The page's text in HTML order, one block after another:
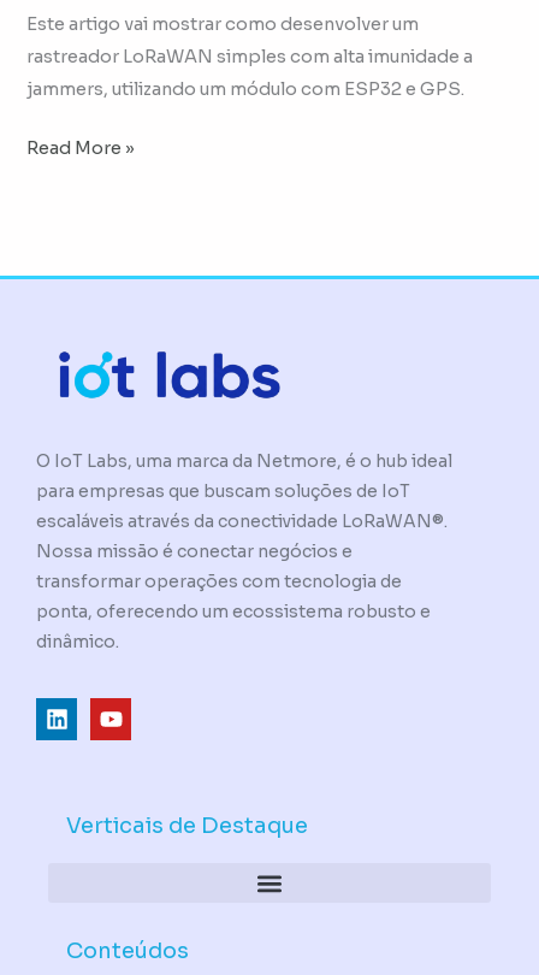
Este artigo vai mostrar como desenvolver um
rastreador LoRaWAN simples com alta imunidade a
jammers, utilizando um módulo com ESP32 e GPS.
Read More »
O IoT Labs, uma marca da Netmore, é o hub ideal
para empresas que buscam soluções de IoT
escaláveis através da conectividade LoRaWAN®.
Nossa missão é conectar negócios e
transformar operações com tecnologia de
ponta, oferecendo um ecossistema robusto e
dinâmico.
L
i
d
Y
o
b
Verticais de Destaque
Conteúdos